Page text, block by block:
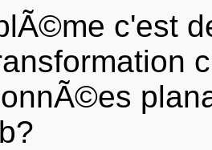
c'est